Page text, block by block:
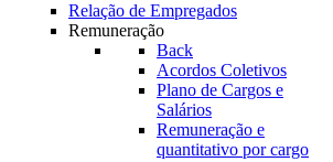
Relação de Empregados
Remuneração
Back
Acordos Coletivos
Plano de Cargos e
Salários
Remuneração e
quantitativo por cargo